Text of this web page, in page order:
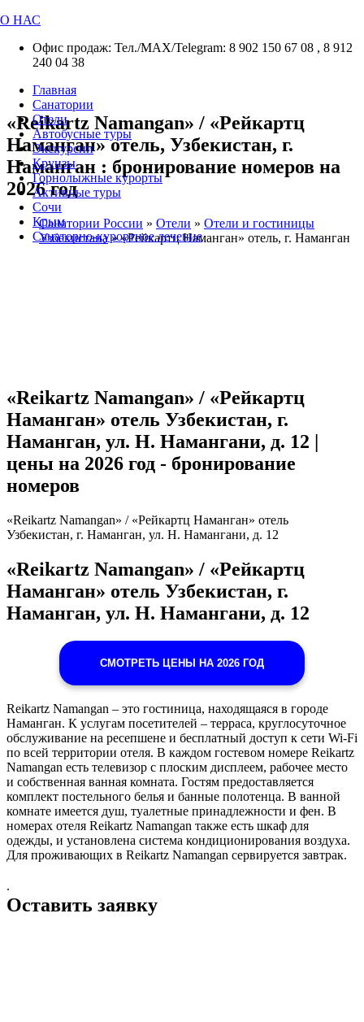
О НАС
Офис продаж: Тел./МАХ/Telegram: 8 902 150 67 08 , 8 912
240 04 38
Главная
Санатории
Отели
Автобусные туры
Экскурсии
Круизы
Горнолыжные курорты
Активные туры
Сочи
Крым
Санаторно-курортное лечение
«Reikartz Namangan» / «Рейкартц
Наманган» отель, Узбекистан, г.
Наманган : бронирование номеров на
2026 год
Санатории России » Отели » Отели и гостиницы
Узбекистана»«Рейкартц Наманган» отель, г. Наманган
«Reikartz Namangan» / «Рейкартц
Наманган» отель Узбекистан, г.
Наманган, ул. Н. Намангани, д. 12 |
цены на 2026 год - бронирование
номеров
«Reikartz Namangan» / «Рейкартц Наманган» отель
Узбекистан, г. Наманган, ул. Н. Намангани, д. 12
«Reikartz Namangan» / «Рейкартц
Наманган» отель Узбекистан, г.
Наманган, ул. Н. Намангани, д. 12
СМОТРЕТЬ ЦЕНЫ НА 2026 ГОД
Reikartz Namangan – это гостиница, находящаяся в городе
Наманган. К услугам посетителей – терраса, круглосуточное
обслуживание на ресепшене и бесплатный доступ к сети Wi-Fi
по всей территории отеля. В каждом гостевом номере Reikartz
Namangan есть телевизор с плоским дисплеем, рабочее место
и собственная ванная комната. Гостям предоставляется
комплект постельного белья и банные полотенца. В ванной
комнате имеется душ, туалетные принадлежности и фен. В
номерах отеля Reikartz Namangan также есть шкаф для
одежды, и установлена система кондиционирования воздуха.
Для проживающих в Reikartz Namangan сервируется завтрак.
.
Оставить заявку